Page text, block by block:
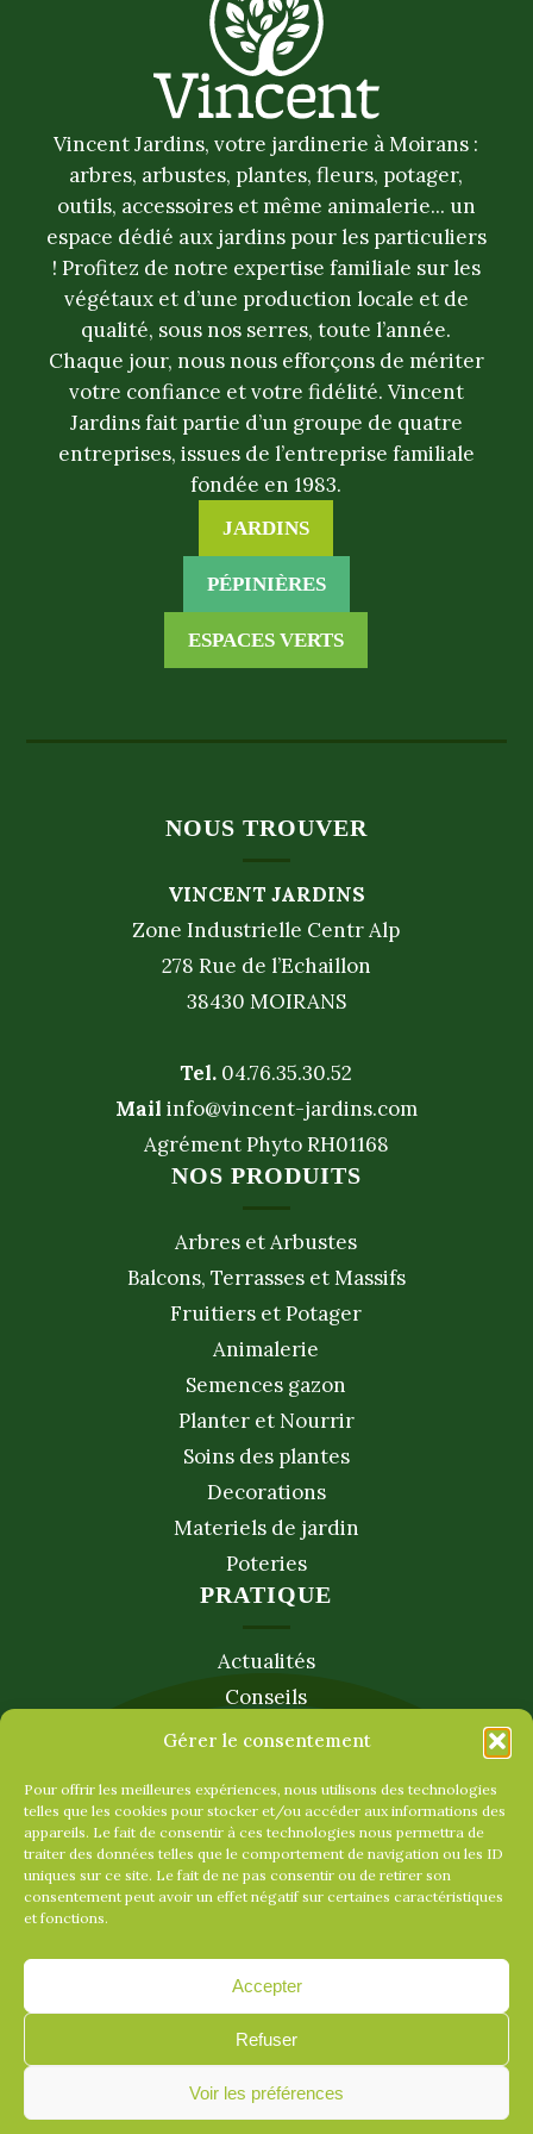
Gérer le consentement
Pour offrir les meilleures expériences, nous utilisons des technologies
telles que les cookies pour stocker et/ou accéder aux informations des
appareils. Le fait de consentir à ces technologies nous permettra de
traiter des données telles que le comportement de navigation ou les ID
uniques sur ce site. Le fait de ne pas consentir ou de retirer son
consentement peut avoir un effet négatif sur certaines caractéristiques
et fonctions.
Accepter
Refuser
Voir les préférences
Vincent Jardins, votre jardinerie à Moirans :
arbres, arbustes, plantes, fleurs, potager,
outils, accessoires et même animalerie... un
espace dédié aux jardins pour les particuliers
! Profitez de notre expertise familiale sur les
végétaux et d’une production locale et de
qualité, sous nos serres, toute l’année.
Chaque jour, nous nous efforçons de mériter
votre confiance et votre fidélité. Vincent
Jardins fait partie d’un groupe de quatre
entreprises, issues de l’entreprise familiale
fondée en 1983.
JARDINS
PÉPINIÈRES
ESPACES VERTS
NOUS TROUVER
VINCENT JARDINS
Zone Industrielle Centr Alp
278 Rue de l’Echaillon
38430 MOIRANS
Tel. 04.76.35.30.52
Mail info@vincent-jardins.com
Agrément Phyto RH01168
NOS PRODUITS
Arbres et Arbustes
Balcons, Terrasses et Massifs
Fruitiers et Potager
Animalerie
Semences gazon
Planter et Nourrir
Soins des plantes
Decorations
Materiels de jardin
Poteries
PRATIQUE
Actualités
Conseils
Services
Vous avez des questions ? Contactez notre
équipe ou rendez-vous en magasin pour
profiter des conseils de nos experts !